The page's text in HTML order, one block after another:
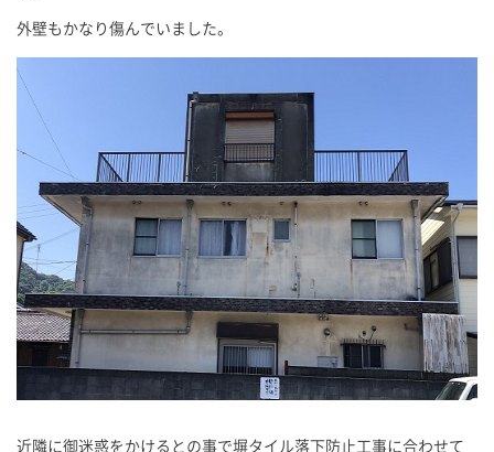
外壁もかなり傷んでいました。
近隣に御迷惑をかけるとの事で塀タイル落下防止工事に合わせて